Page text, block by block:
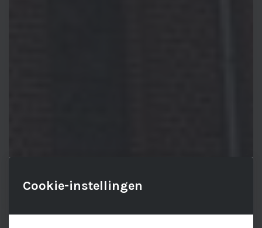
Cookie-instellingen